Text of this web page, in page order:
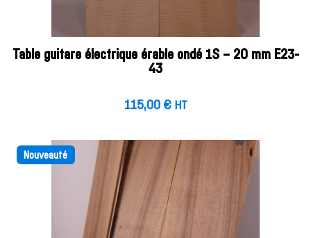
Table guitare électrique érable ondé 1S – 20 mm E23-
43
115,00 € HT
Nouveauté